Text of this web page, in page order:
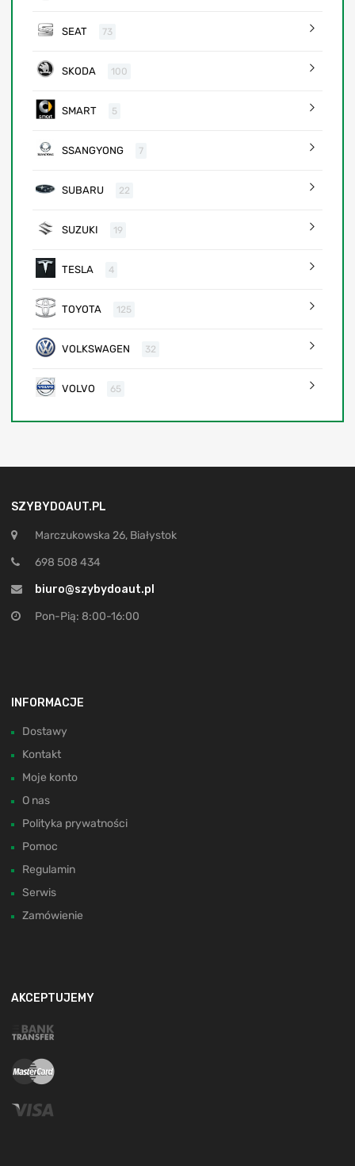
SEAT 73
SKODA 100
SMART 5
SSANGYONG 7
SUBARU 22
SUZUKI 19
TESLA 4
TOYOTA 125
VOLKSWAGEN 32
VOLVO 65
SZYBYDOAUT.PL
Marczukowska 26, Białystok
698 508 434
biuro@szybydoaut.pl
Pon-Pią: 8:00-16:00
INFORMACJE
Dostawy
Kontakt
Moje konto
O nas
Polityka prywatności
Pomoc
Regulamin
Serwis
Zamówienie
AKCEPTUJEMY